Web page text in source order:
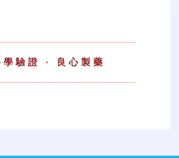
學驗證 · 良心製藥